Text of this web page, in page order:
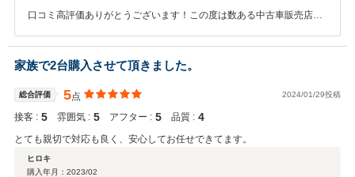
口コミ高評価ありがとうございます！この度は数ある中古車販売店の
安全運転で良いカーライフをお過ごしください(*^^*)今後ともお客様の
ご来店をスタッフ一同心よりお待ちしておりますので、お車の事でご
不明な点等ございましたらお気軽にお問い合わせくださいませ。
家族で2台購入させて頂きました。
総合評価 5点 2024/01/29投稿
接客 : 5 雰囲気 : 5 アフター : 5 品質 : 4
とても親切で対応も良く、安心してお任せできてます。
ヒロキ
購入年月： 2023/02